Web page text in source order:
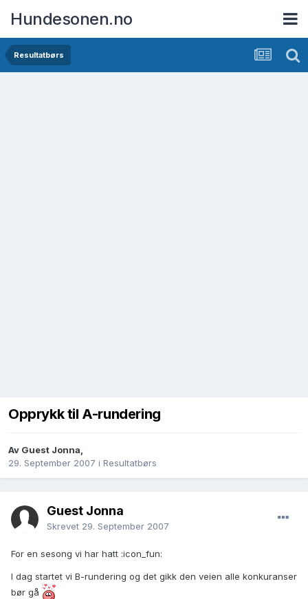
Hundesonen.no
Resultatbørs
Opprykk til A-rundering
Av Guest Jonna,
29. September 2007 i Resultatbørs
Guest Jonna
Skrevet 29. September 2007
For en sesong vi har hatt :icon_fun:
I dag startet vi B-rundering og det gikk den veien alle konkuranser
bør gå